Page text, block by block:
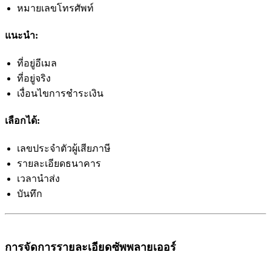
หมายเลขโทรศัพท์
แนะนำ:
ที่อยู่อีเมล
ที่อยู่จริง
เงื่อนไขการชำระเงิน
เลือกได้:
เลขประจำตัวผู้เสียภาษี
รายละเอียดธนาคาร
เวลานำส่ง
บันทึก
การจัดการรายละเอียดซัพพลายเออร์